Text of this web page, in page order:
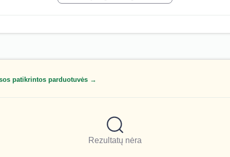
patikrintos parduotuvės →
Rezultatų nėra